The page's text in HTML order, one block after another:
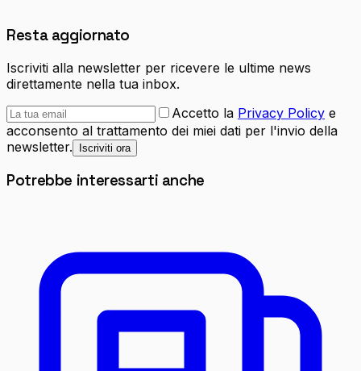
Resta aggiornato
Iscriviti alla newsletter per ricevere le ultime news
direttamente nella tua inbox.
Accetto la Privacy Policy e
acconsento al trattamento dei miei dati per l'invio della
newsletter.
Iscriviti ora
Potrebbe interessarti anche